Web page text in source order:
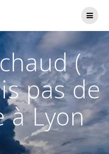
(
pas de
à Lyon